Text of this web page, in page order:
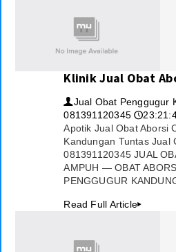
Klinik Jual Obat
👤Jual Obat Penggugur
081391120345 🕔
Apotik Jual Obat Aborsi
Kandungan Tuntas Jual
081391120345 JUAL
AMPUH — OBAT
PENGGUGUR
Read Full Article▸